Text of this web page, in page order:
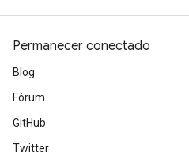
Permanecer conectado
Blog
Fórum
GitHub
Twitter